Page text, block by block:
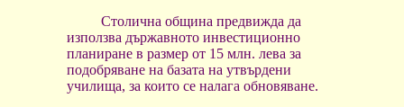
Столична община предвижда да
използва държавното инвестиционно
планиране в размер от 15 млн. лева за
подобряване на базата на утвърдени
училища, за които се налага обновяване.